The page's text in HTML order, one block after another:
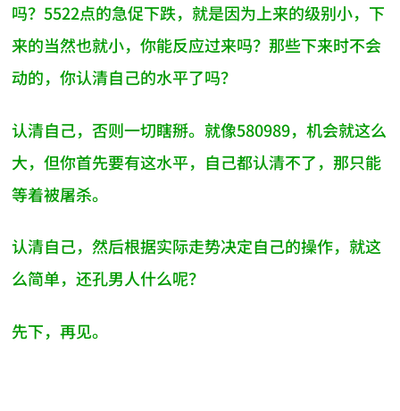
吗？5522点的急促下跌，就是因为上来的级别小，下
来的当然也就小，你能反应过来吗？那些下来时不会
动的，你认清自己的水平了吗？
认清自己，否则一切瞎掰。就像580989，机会就这么
大，但你首先要有这水平，自己都认清不了，那只能
等着被屠杀。
认清自己，然后根据实际走势决定自己的操作，就这
么简单，还孔男人什么呢？
先下，再见。